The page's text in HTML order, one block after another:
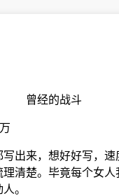
战斗
出来，想好好写，
清楚。毕竟每个女
。